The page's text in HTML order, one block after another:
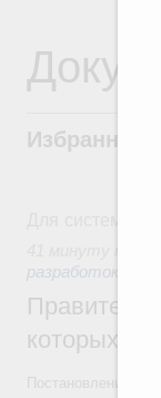
Избранные
Для
разработок
которых
Постановление от